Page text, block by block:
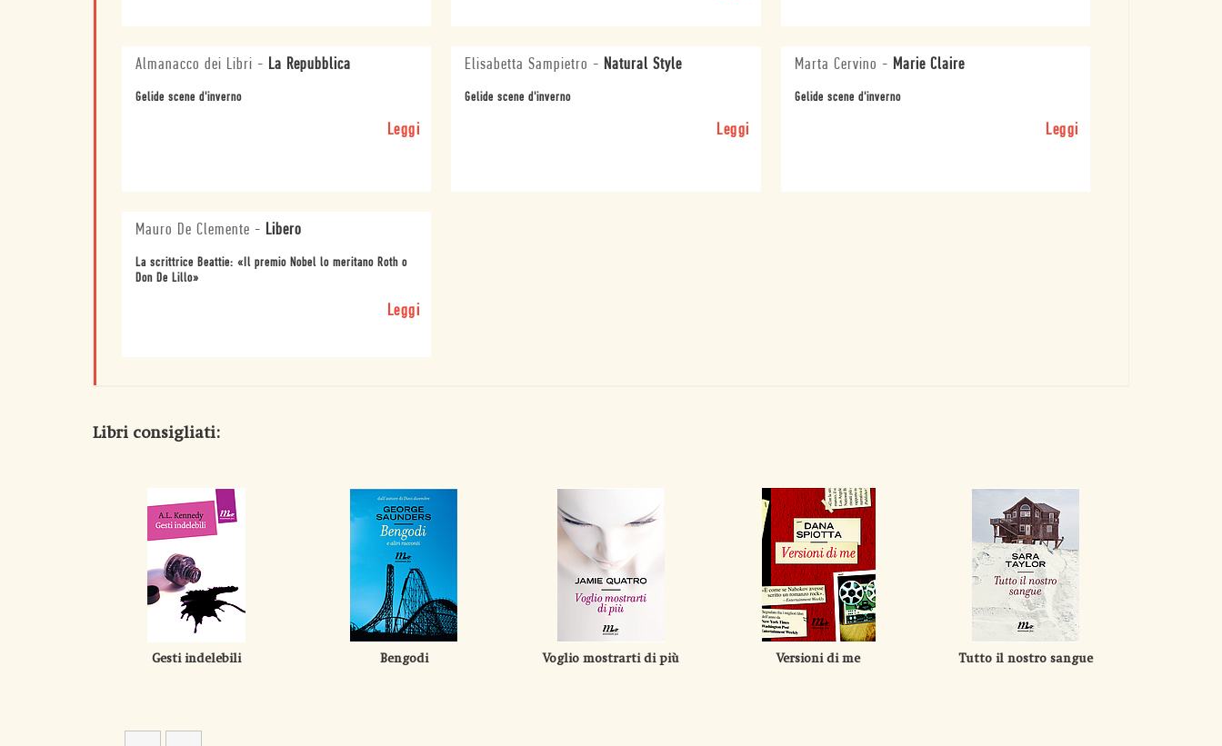
Almanacco dei Libri - La Repubblica
Gelide scene d'inverno
Leggi
Elisabetta Sampietro - Natural Style
Gelide scene d'inverno
Leggi
Marta Cervino - Marie Claire
Gelide scene d'inverno
Leggi
Mauro De Clemente - Libero
La scrittrice Beattie: «Il premio Nobel lo meritano Roth o
Don De Lillo»
Leggi
Libri consigliati:
Gesti indelebili Bengodi Voglio mostrarti di più Versioni di me Tutto il nostro sangue